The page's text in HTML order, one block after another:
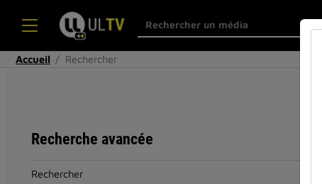
Accueil Rechercher
Recherche avancée
Rechercher